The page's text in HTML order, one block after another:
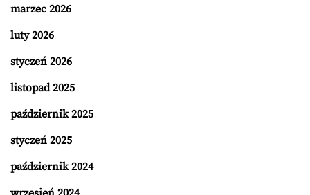
marzec 2026
luty 2026
styczeń 2026
listopad 2025
październik 2025
styczeń 2025
październik 2024